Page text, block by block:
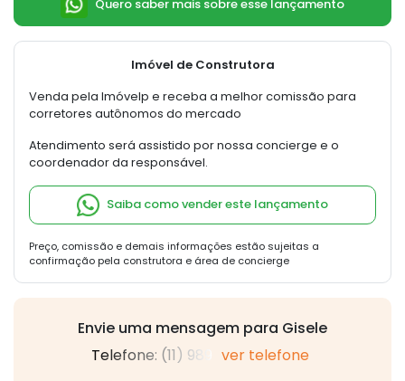
Quero saber mais sobre esse lançamento
Imóvel de Construtora
Venda pela Imóvelp e receba a melhor comissão para
corretores autônomos do mercado
Atendimento será assistido por nossa concierge e o
coordenador da responsável.
Saiba como vender este lançamento
Preço, comissão e demais informações estão sujeitas a
confirmação pela construtora e área de concierge
Envie uma mensagem para Gisele
Telefone: (11) 989
ver telefone